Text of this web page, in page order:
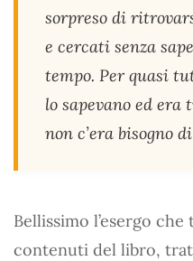
sorpreso di
e cercati senza
tempo. Per quasi
lo sapevano ed
non c’era bisogno
Bellissimo l’esergo
contenuti del libro,